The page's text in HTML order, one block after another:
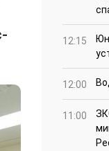
12:15
12:00
11:00